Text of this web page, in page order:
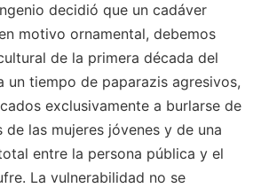
decidió que un cadáver
motivo ornamental, debemos
de la primera década del
un tiempo de paparazis agresivos,
exclusivamente a burlarse de
de las mujeres jóvenes y de una
entre la persona pública y el
La vulnerabilidad no se